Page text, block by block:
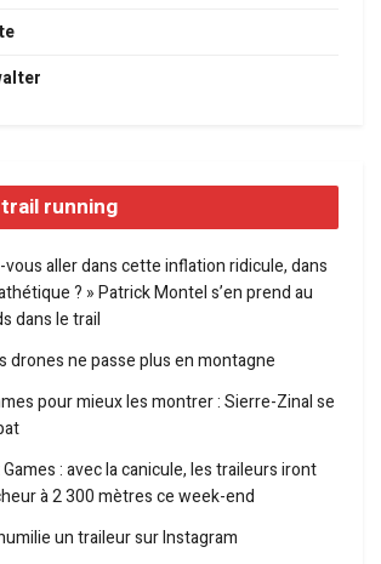
running
vous aller dans cette inflation ridicule, dans
? » Patrick Montel s’en prend au
dans le trail
drones ne passe plus en montagne
pour mieux les montrer : Sierre-Zinal se
: avec la canicule, les traileurs iront
à 2 300 mètres ce week-end
un traileur sur Instagram